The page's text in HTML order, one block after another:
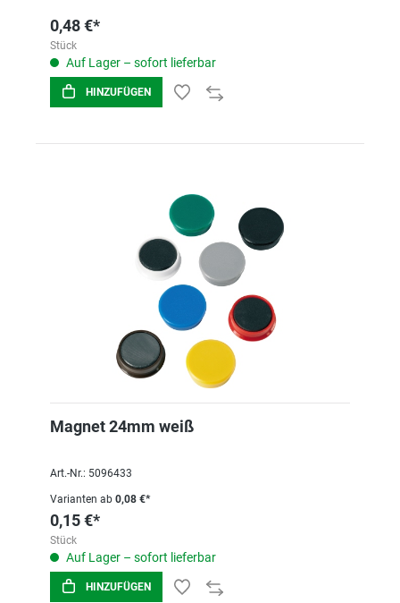
0,48 €*
Stück
Auf Lager – sofort lieferbar
HINZUFÜGEN
Magnet 24mm weiß
Art.-Nr.: 5096433
Varianten ab 0,08 €*
0,15 €*
Stück
Auf Lager – sofort lieferbar
HINZUFÜGEN